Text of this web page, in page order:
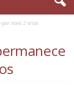
por mais 2 anos